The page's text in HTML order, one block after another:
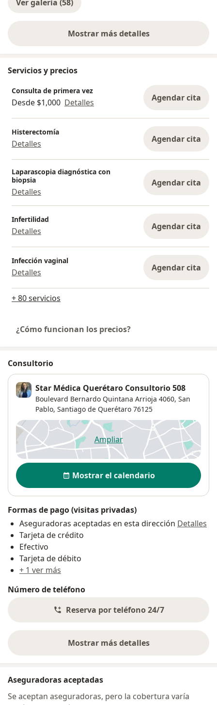
Ver galería (58)
Mostrar más detalles
sobre la experiencia
Servicios y precios
Consulta de primera vez
Desde $1,000 Detalles Agendar cita
Histerectomía
Detalles Agendar cita
Laparascopia diagnóstica con
biopsia
Detalles
Agendar cita
Infertilidad
Detalles Agendar cita
Infección vaginal
Detalles Agendar cita
+ 80 servicios
¿Cómo funcionan los precios?
Consultorio
Star Médica Querétaro Consultorio 508
Boulevard Bernardo Quintana Arrioja 4060, San
Pablo, Santiago de Querétaro 76125
Ampliarse abre en una nueva
Disponibilidad
Mostrar el calendario
Formas de pago (visitas privadas)
Aseguradoras aceptadas en esta dirección Detalles
Tarjeta de crédito
Efectivo
Tarjeta de débito
+ 1 ver más
Número de teléfono
Reserva por teléfono 24/7
Mostrar más detalles
sobre la dirección
Aseguradoras aceptadas
Se aceptan aseguradoras, pero la cobertura varía